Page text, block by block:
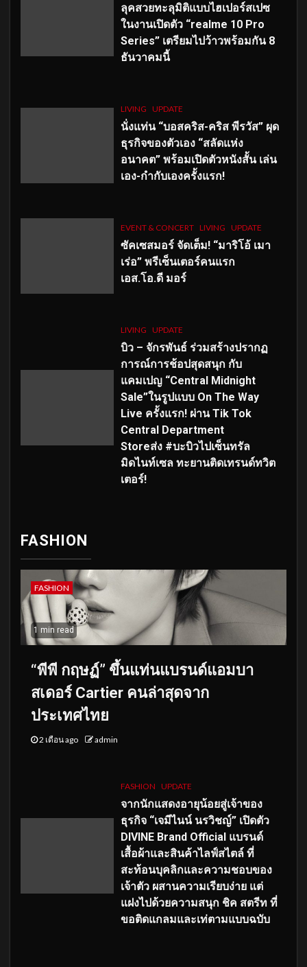
ลุคสวยทะลุมิติแบบไฮเปอร์สเปซ
ในงานเปิดตัว “realme 10 Pro
Series” เตรียมไปว้าวพร้อมกัน 8
ธันวาคมนี้
LIVING UPDATE
นั่งแท่น “บอสคริส-คริส พีรวัส” ผุด
ธุรกิจของตัวเอง “สลัดแห่ง
อนาคต” พร้อมเปิดตัวหนังสั้น เล่น
เอง-กำกับเองครั้งแรก!
EVENT & CONCERT LIVING UPDATE
ซัคเซสมอร์ จัดเต็ม! “มาริโอ้ เมา
เร่อ” พรีเซ็นเตอร์คนแรก
เอส.โอ.ดี มอร์
LIVING UPDATE
บิว – จักรพันธ์ ร่วมสร้างปรากฏ
การณ์การช้อปสุดสนุก กับ
แคมเปญ “Central Midnight
Sale”ในรูปแบบ On The Way
Live ครั้งแรก! ผ่าน Tik Tok
Central Department
Storeส่ง #บะบิวไปเซ็นทรัล
มิดไนท์เซล ทะยานติดเทรนด์ทวิต
เตอร์!
FASHION
FASHION
1 min read
“พีพี กฤษฏ์” ขึ้นแท่นแบรนด์แอมบา
สเดอร์ Cartier คนล่าสุดจาก
ประเทศไทย
2 เดือน ago admin
FASHION UPDATE
จากนักแสดงอายุน้อยสู่เจ้าของ
ธุรกิจ “เจมีไนน์ นรวิชญ์” เปิดตัว
DIVINE Brand Official แบรนด์
เสื้อผ้าและสินค้าไลฟ์สไตล์ ที่
สะท้อนบุคลิกและความชอบของ
เจ้าตัว ผสานความเรียบง่าย แต่
แฝงไปด้วยความสนุก ชิค สตรีท ที่
ขอติดแกลมและเท่ตามแบบฉบับ